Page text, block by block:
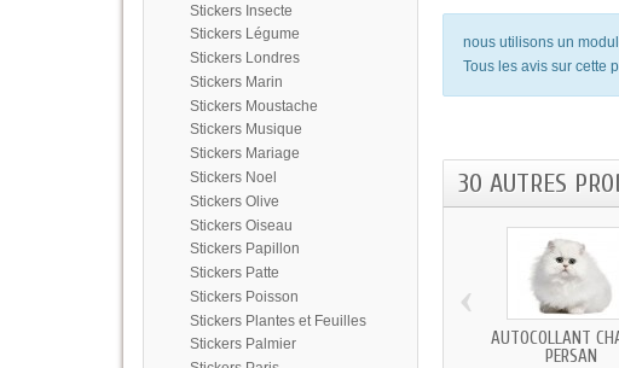
Stickers Insecte
Stickers Légume
Stickers Londres
Stickers Marin
Stickers Moustache
Stickers Musique
Stickers Mariage
Stickers Noel
Stickers Olive
Stickers Oiseau
Stickers Papillon
Stickers Patte
Stickers Poisson
Stickers Plantes et Feuilles
Stickers Palmier
nous utilisons un
Tous les avis sur cette
30 AUTRES
AUTOCOLLANT
PERSAN
‹